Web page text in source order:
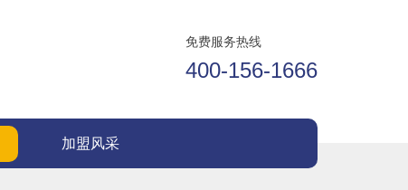
免费服务热线
400-156-1666
加盟风采